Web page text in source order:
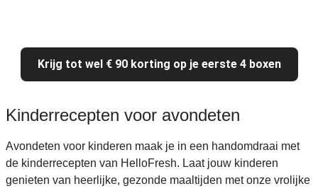
Krijg tot wel € 90 korting op je eerste 4 boxen
Kinderrecepten voor avondeten
Avondeten voor kinderen maak je in een handomdraai met
de kinderrecepten van HelloFresh. Laat jouw kinderen
genieten van heerlijke, gezonde maaltijden met onze vrolijke